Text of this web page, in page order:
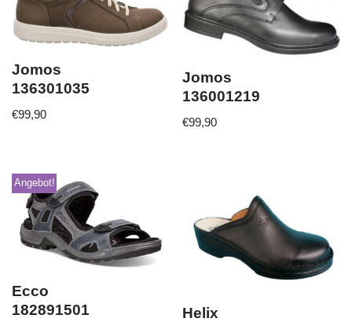
Jomos
136301035
€99,90
Jomos
136001219
€99,90
Angebot!
Ecco
182891501
Helix